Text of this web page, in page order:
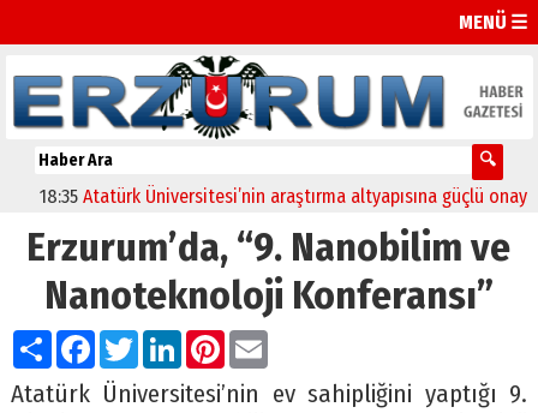
MENÜ ☰
Atatürk Üniversitesi’nin araştırma altyapısına güçlü onay
Erzurum’da, “9. Nanobilim ve
Nanoteknoloji Konferansı”
PaylaşFacebook
TwitterLinkedIn
Pinterest
Email
Atatürk Üniversitesi’nin ev sahipliğini yaptığı 9.